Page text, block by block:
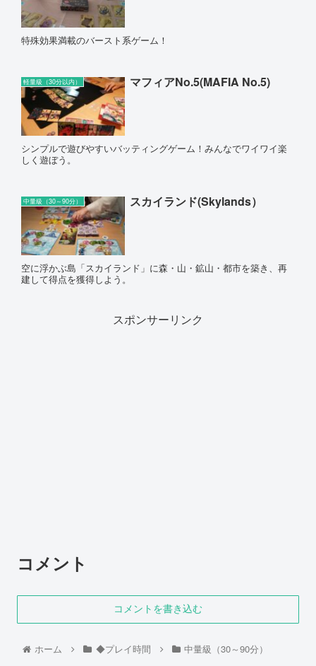
特殊効果満載のバースト系ゲーム！
軽量級（30分以内） マフィアNo.5(MAFIA No.5)
シンプルで遊びやすいバッティングゲーム！みんなでワイワイ楽
しく遊ぼう。
中量級（30～90分） スカイランド(Skylands）
空に浮かぶ島「スカイランド」に森・山・鉱山・都市を築き、再
建して得点を獲得しよう。
スポンサーリンク
コメント
コメントを書き込む
ホーム ◆プレイ時間 中量級（30～90分）